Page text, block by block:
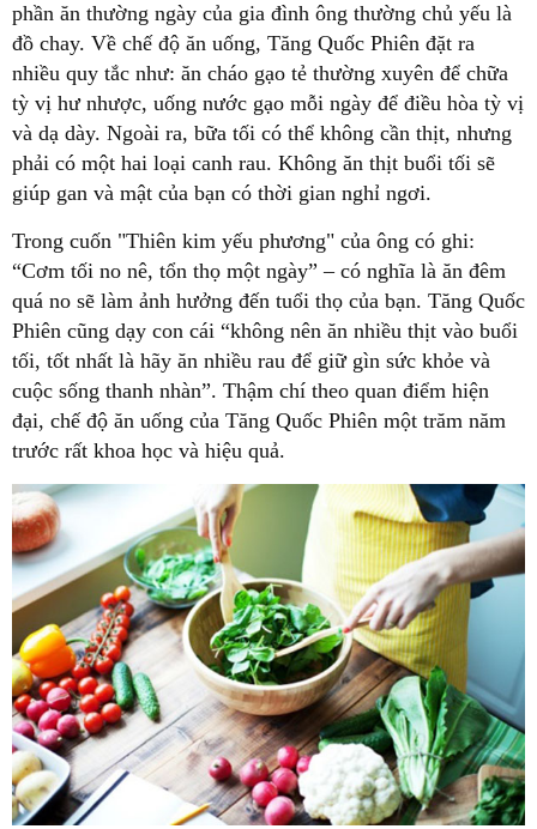
phần ăn thường ngày của gia đình ông thường chủ yếu là
đồ chay. Về chế độ ăn uống, Tăng Quốc Phiên đặt ra
nhiều quy tắc như: ăn cháo gạo tẻ thường xuyên để chữa
tỳ vị hư nhược, uống nước gạo mỗi ngày để điều hòa tỳ vị
và dạ dày. Ngoài ra, bữa tối có thể không cần thịt, nhưng
phải có một hai loại canh rau. Không ăn thịt buổi tối sẽ
giúp gan và mật của bạn có thời gian nghỉ ngơi.
Trong cuốn "Thiên kim yếu phương" của ông có ghi:
“Cơm tối no nê, tổn thọ một ngày” – có nghĩa là ăn đêm
quá no sẽ làm ảnh hưởng đến tuổi thọ của bạn. Tăng Quốc
Phiên cũng dạy con cái “không nên ăn nhiều thịt vào buổi
tối, tốt nhất là hãy ăn nhiều rau để giữ gìn sức khỏe và
cuộc sống thanh nhàn”. Thậm chí theo quan điểm hiện
đại, chế độ ăn uống của Tăng Quốc Phiên một trăm năm
trước rất khoa học và hiệu quả.